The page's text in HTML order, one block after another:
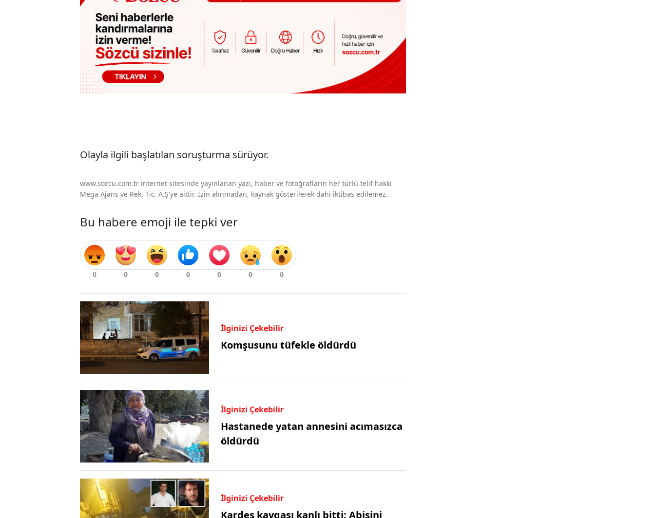
Olayla ilgili başlatılan soruşturma sürüyor.
www.sozcu.com.tr internet sitesinde yayınlanan yazı, haber ve fotoğrafların her türlü telif hakkı
Mega Ajans ve Rek. Tic. A.Ş'ye aittir. İzin alınmadan, kaynak gösterilerek dahi iktibas edilemez.
Bu habere emoji ile tepki ver
İlginizi Çekebilir
Komşusunu tüfekle öldürdü
İlginizi Çekebilir
Hastanede yatan annesini acımasızca
öldürdü
İlginizi Çekebilir
Kardeş kavgası kanlı bitti: Abisini